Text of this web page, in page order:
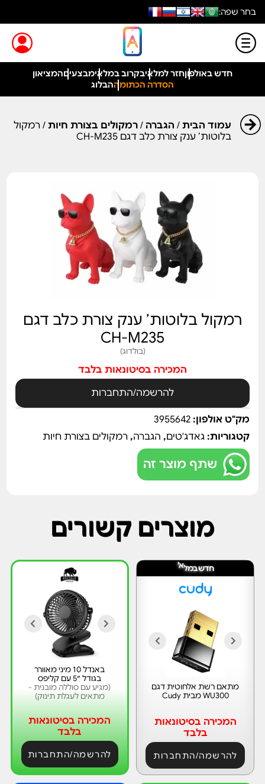
בחר שפה:
חדש באולפוןחזר למלאיבקרוב במלאימבצעיםהמציאון
הסדרה הכתומההבלוג
עמוד הבית/ הגברה / רמקולים בצורת חיות/ רמקול
בלוטות’ ענק צורת כלב דגם CH-M235
רמקול בלוטות’ ענק צורת כלב דגם
CH-M235
(בולדוג)
המכירה בסיטונאות בלבד
להרשמה/התחברות
מק"ט אולפון:3955642
קטגוריות:גאדג'טים, הגברה,רמקולים בצורת חיות
שתף מוצר זה
מוצרים קשורים
חדשבמלאי
מתאם רשת אלחוטית דגם
WU300 מבית Cudy
המכירה בסיטונאות
בלבד
להרשמה/התחברות
(מגיע עם סוללה מובנית -
מתאים לעגלת תינוק)
באנדל 10 מיני מאוורר
בגודל 5″ עם קליפס
המכירה בסיטונאות
בלבד
להרשמה/התחברות